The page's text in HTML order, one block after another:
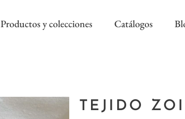
Productos y colecciones
REEVÈR
Catálogos
TEJIDO